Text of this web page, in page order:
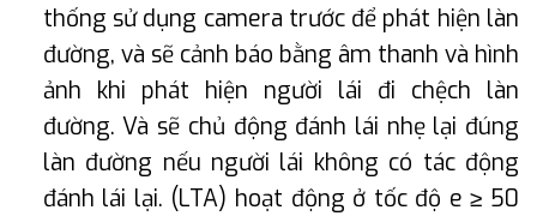
thống sử dụng camera trước để phát hiện làn
đường, và sẽ cảnh báo bằng âm thanh và hình
ảnh khi phát hiện người lái đi chệch làn
đường. Và sẽ chủ động đánh lái nhẹ lại đúng
làn đường nếu người lái không có tác động
đánh lái lại. (LTA) hoạt động ở tốc độ e ≥ 50